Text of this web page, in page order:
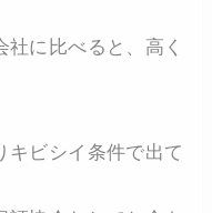
に比べると、高く
キビシイ条件で出て